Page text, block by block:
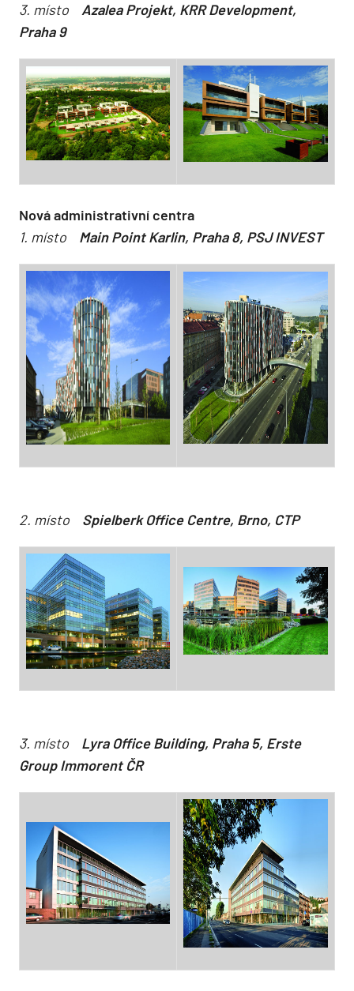
3. místo Azalea Projekt, KRR Development,
Praha 9
Nová administrativní centra
1. místo Main Point Karlin, Praha 8, PSJ INVEST
2. místo Spielberk Office Centre, Brno, CTP
3. místo Lyra Office Building, Praha 5, Erste
Group Immorent ČR